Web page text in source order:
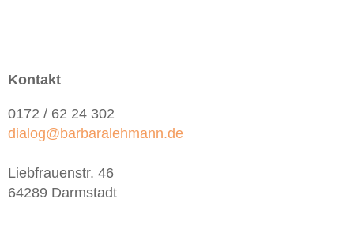
Kontakt
0172 / 62 24 302
dialog@barbaralehmann.de
Liebfrauenstr. 46
64289 Darmstadt